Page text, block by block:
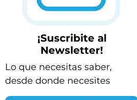
¡Suscribite al
Newsletter!
Lo que necesitas saber,
desde donde necesites